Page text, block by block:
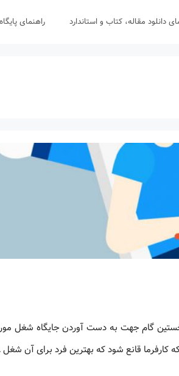
دانلود مقاله، کتاب و استاندارد راهنمای
گام جهت به دست آوردن جایگاه شغل
کارفرما قانع شود که بهترین فرد برای آن